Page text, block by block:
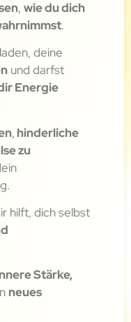
, wie du dich
.
deine
und darfst
Energie
, hinderliche
zu
hilft, dich selbst
Stärke,
neues